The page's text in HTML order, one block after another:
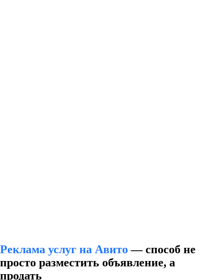
Реклама услуг на Авито — способ не
просто разместить объявление, а
продать